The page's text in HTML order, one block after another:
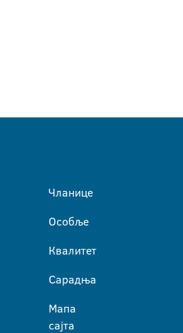
Чланице
Особље
Квалитет
Сарадња
Мапа
сајта